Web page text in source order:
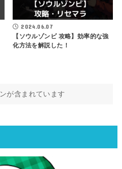
2024.06.07
【ソウルゾンビ 攻略】効率的な強
化方法を解説した！
が含まれています